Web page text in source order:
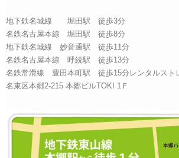
地下鉄名城線 堀田駅 徒歩3分
名鉄名古屋本線 堀田駅 徒歩8分
地下鉄名城線 妙音通駅 徒歩11分
名鉄名古屋本線 呼続駅 徒歩13分
名鉄常滑線 豊田本町駅 徒歩15分レンタルスト
名東区本郷2-215 本郷ビルTOKI 1Ｆ